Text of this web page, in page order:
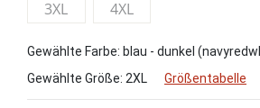
3XL
4XL
Gewählte Farbe: blau - dunkel
Gewählte Größe: 2XL Größentabelle